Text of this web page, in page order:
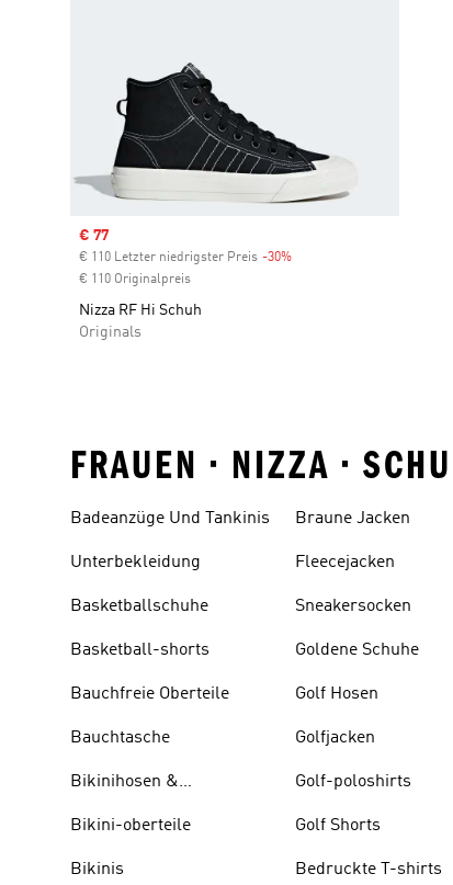
Sale price
€ 77
€ 110 Letzter niedrigster Preis -30%
€ 110 Originalpreis
Nizza RF Hi Schuh
Originals
FRAUEN • NIZZA •
Badeanzüge Und Tankinis
Unterbekleidung
Basketballschuhe
Basketball-shorts
Bauchfreie Oberteile
Bauchtasche
Bikinihosen &
Bikini-oberteile
Bikinis
Braune Jacken
Fleecejacken
Sneakersocken
Goldene Schuhe
Golf Hosen
Golfjacken
Golf-poloshirts
Golf Shorts
Bedruckte T-shirts